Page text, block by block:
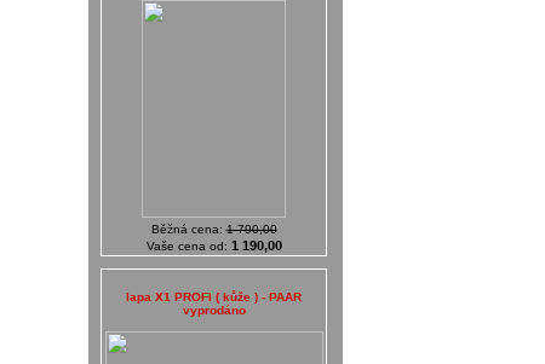
Běžná cena:1 790,00
Vaše cena od: 1 190,00
lapa X1 PROFI ( kůže ) - PAAR
vyprodáno